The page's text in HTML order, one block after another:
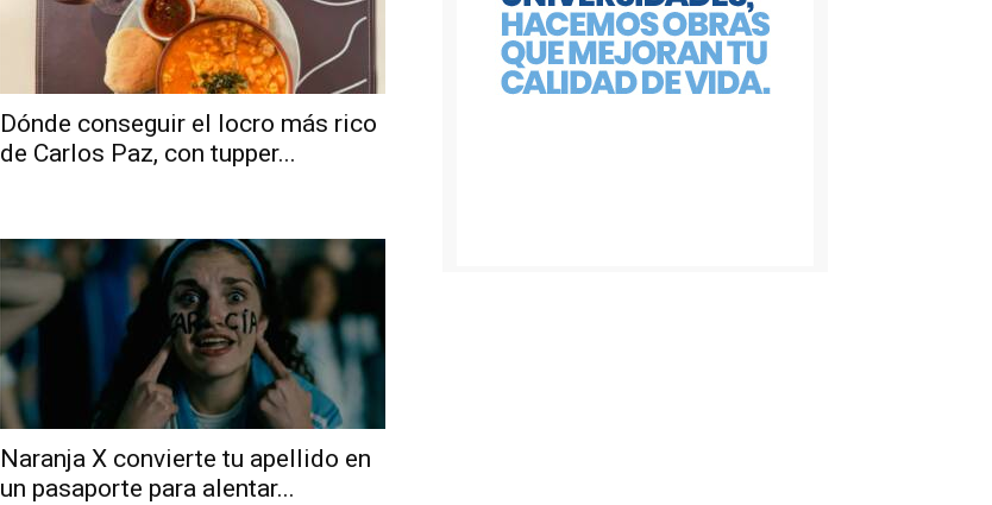
Dónde conseguir el locro más rico
de Carlos Paz, con tupper...
Naranja X convierte tu apellido en
un pasaporte para alentar...